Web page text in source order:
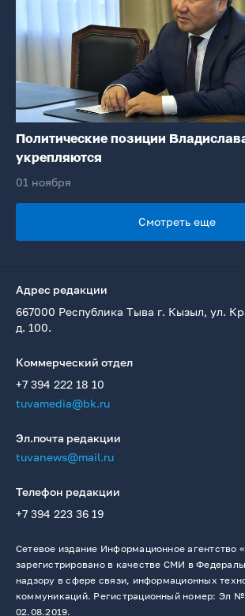
Политические позиции
укрепляются
01 ноября
Смотреть еще
Адрес редакции
667000 Республика Тыва г. Кызыл, ул.
д. 100.
Коммерческий отдел
+7 394 222 18 10
tuvamedia@bk.ru
Эл.почта редакции
tuvanews@mail.ru
Телефон редакции
+7 394 223 36 19
Сетевое издание Информационное агентство
зарегистрировано в качестве СМИ в
надзору в сфере связи, информационных
коммуникаций. Регистрационный номер: Эл №
02.08.2019.